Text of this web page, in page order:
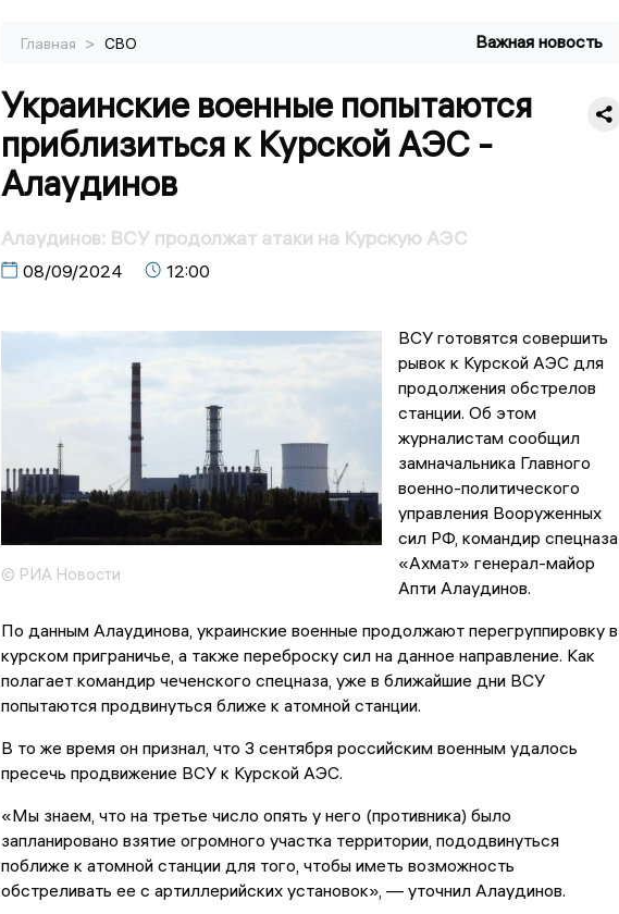
Главная > СВО Важная новость
Украинские военные попытаются
приблизиться к Курской АЭС -
Алаудинов
Алаудинов: ВСУ продолжат атаки на Курскую АЭС
08/09/2024 12:00
© РИА Новости
ВСУ готовятся совершить
рывок к Курской АЭС для
продолжения обстрелов
станции. Об этом
журналистам сообщил
замначальника Главного
военно-политического
управления Вооруженных
сил РФ, командир спецназа
«Ахмат» генерал-майор
Апти Алаудинов.
По данным Алаудинова, украинские военные продолжают перегруппировку в
курском приграничье, а также переброску сил на данное направление. Как
полагает командир чеченского спецназа, уже в ближайшие дни ВСУ
попытаются продвинуться ближе к атомной станции.
В то же время он признал, что 3 сентября российским военным удалось
пресечь продвижение ВСУ к Курской АЭС.
«Мы знаем, что на третье число опять у него (противника) было
запланировано взятие огромного участка территории, пододвинуться
поближе к атомной станции для того, чтобы иметь возможность
обстреливать ее с артиллерийских установок», — уточнил Алаудинов.